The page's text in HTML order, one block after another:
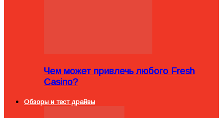
Чем может привлечь любого Fresh
Casino?
Обзоры и тест драйвы